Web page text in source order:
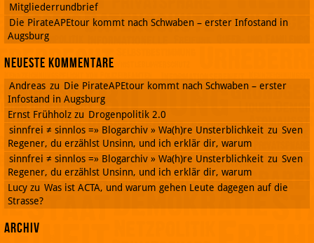
Mitgliederrundbrief
Die PirateAPEtour kommt nach Schwaben – erster Infostand in
Augsburg
Neueste Kommentare
Andreas zu Die PirateAPEtour kommt nach Schwaben – erster
Infostand in Augsburg
Ernst Frühholz zu Drogenpolitik 2.0
sinnfrei ≠ sinnlos =» Blogarchiv » Wa(h)re Unsterblichkeit zu Sven
Regener, du erzählst Unsinn, und ich erklär dir, warum
sinnfrei ≠ sinnlos =» Blogarchiv » Wa(h)re Unsterblichkeit zu Sven
Regener, du erzählst Unsinn, und ich erklär dir, warum
Lucy zu Was ist ACTA, und warum gehen Leute dagegen auf die
Strasse?
Archiv